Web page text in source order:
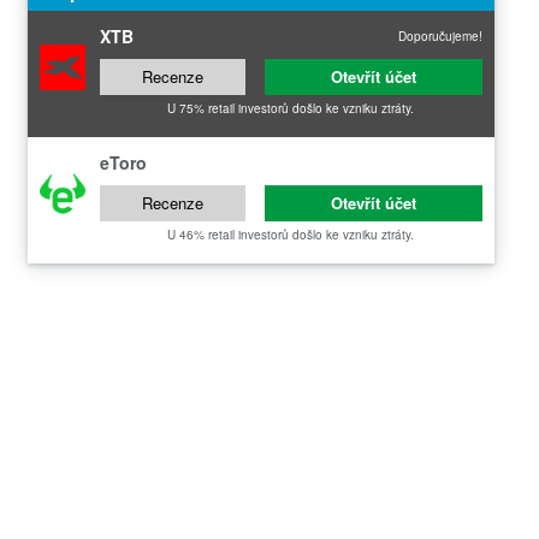
XTB Doporučujeme!
Recenze Otevřít účet
U 75% retail investorů došlo ke vzniku ztráty.
eToro
Recenze Otevřít účet
U 46% retail investorů došlo ke vzniku ztráty.